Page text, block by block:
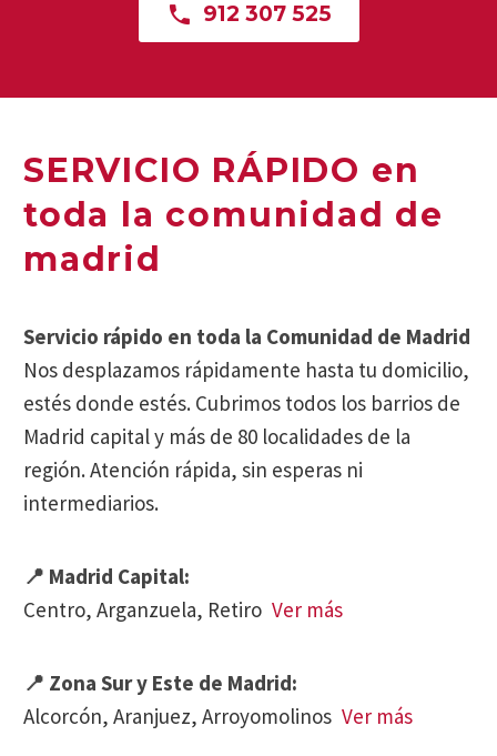
 912 307 525
SERVICIO RÁPIDO en
toda la comunidad de
madrid
Servicio rápido en toda la Comunidad de Madrid
Nos desplazamos rápidamente hasta tu domicilio,
estés donde estés. Cubrimos todos los barrios de
Madrid capital y más de 80 localidades de la
región. Atención rápida, sin esperas ni
intermediarios.
📍 Madrid Capital:
Centro, Arganzuela, Retiro Ver más
📍 Zona Sur y Este de Madrid:
Alcorcón, Aranjuez, Arroyomolinos Ver más